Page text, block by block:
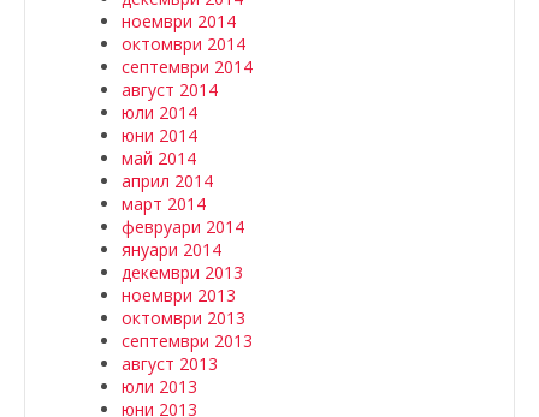
ноември 2014
октомври 2014
септември 2014
август 2014
юли 2014
юни 2014
май 2014
април 2014
март 2014
февруари 2014
януари 2014
декември 2013
ноември 2013
октомври 2013
септември 2013
август 2013
юли 2013
юни 2013